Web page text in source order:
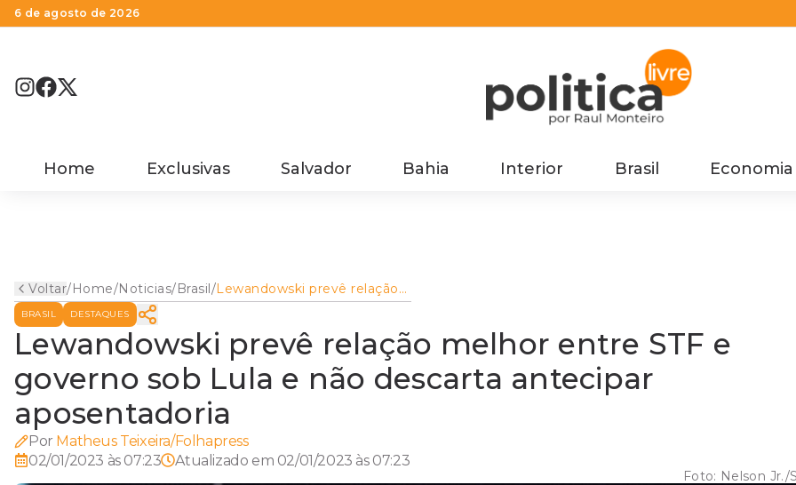
6 de agosto de 2026
Home Exclusivas Salvador Bahia Interior Brasil Economia
Voltar/Home/Noticias/Brasil/Lewandowski prevê relação
melhor entre STF e governo
antecipar aposentadoria
BRASIL DESTAQUES
Lewandowski prevê relação melhor entre STF e
governo sob Lula e não descarta antecipar
aposentadoria
Por Matheus Teixeira/Folhapress
02/01/2023 às 07:23
Atualizado em 02/01/2023 às 07:23
Foto: Nelson Jr./